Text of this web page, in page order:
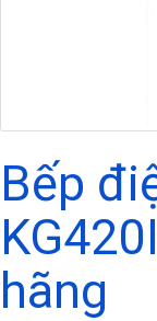
Bếp
hãng